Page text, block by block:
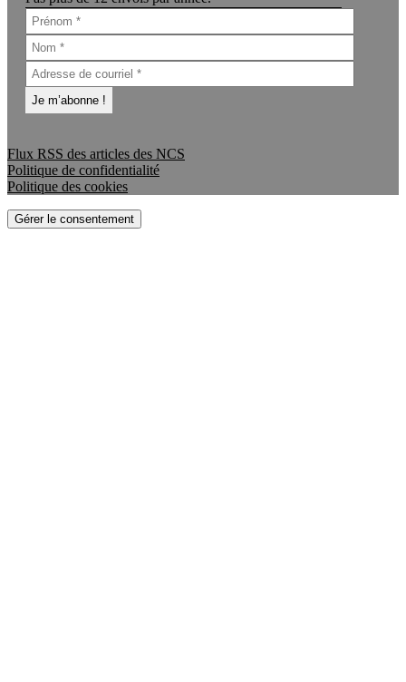
Flux RSS des articles des NCS
Politique de confidentialité
Politique des cookies
Gérer le consentement